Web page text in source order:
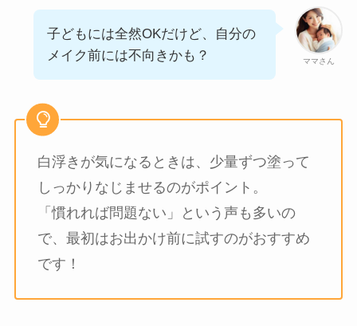
ママさん
子どもには全然OKだけど、自分の
メイク前には不向きかも？
白浮きが気になるときは、少量ずつ塗って
しっかりなじませるのがポイント。
「慣れれば問題ない」という声も多いの
で、最初はお出かけ前に試すのがおすすめ
です！